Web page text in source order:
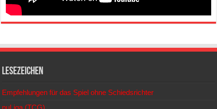
Lesezeichen
Empfehlungen für das Spiel ohne Schiedsrichter